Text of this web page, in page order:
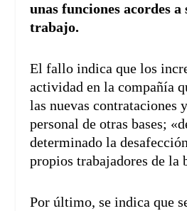
unas funciones acordes a
trabajo.
El fallo indica que los
actividad en la compañía
las nuevas contrataciones
personal de otras bases;
determinado la
propios trabajadores de la
Por último, se indica que